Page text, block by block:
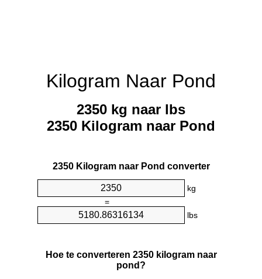
Kilogram Naar Pond
2350 kg naar lbs
2350 Kilogram naar Pond
2350 Kilogram naar Pond converter
kg
=
lbs
Hoe te converteren 2350 kilogram naar
pond?